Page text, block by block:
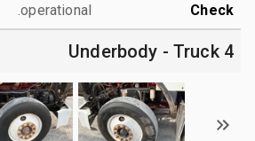
Check
operational.
4 Underbody - Truck